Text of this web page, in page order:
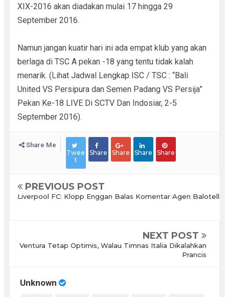
XIX-2016 akan diadakan mulai 17 hingga 29
September 2016.
Namun jangan kuatir hari ini ada empat klub yang akan
berlaga di TSC A pekan -18 yang tentu tidak kalah
menarik. (Lihat Jadwal Lengkap ISC / TSC : “Bali
United VS Persipura dan Semen Padang VS Persija”
Pekan Ke-18 LIVE Di SCTV Dan Indosiar, 2-5
September 2016).
Share Me
Twee
t
Share Share Share Share
PREVIOUS POST
Liverpool FC: Klopp Enggan Balas Komentar Agen Balotelli
NEXT POST
Ventura Tetap Optimis, Walau Timnas Italia Dikalahkan
Prancis
Unknown